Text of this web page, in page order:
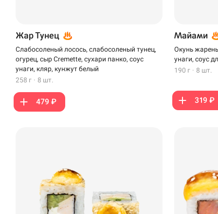
Жар Тунец
Слабосоленый лосось, слабосоленый тунец,
огурец, сыр Cremette, сухари панко, соус
унаги, кляр, кунжут белый
258 г · 8 шт.
479 ₽
Майами
Окунь
унаги, соус
190 г · 8 шт.
319 ₽